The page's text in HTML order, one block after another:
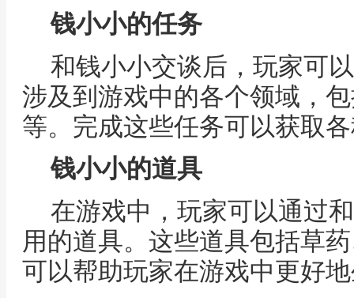
钱小小的任务
和钱小小交谈后，玩家可
涉及到游戏中的各个领域，
等。完成这些任务可以获取
钱小小的道具
在游戏中，玩家可以通过
用的道具。这些道具包括草
可以帮助玩家在游戏中更好